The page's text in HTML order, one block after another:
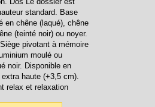
standard. Base
en chêne (laqué), chêne
(teinté noir) ou noyer.
pivotant à mémoire
moulé ou
noir. Disponible en
haute (+3,5 cm).
relax et relaxation